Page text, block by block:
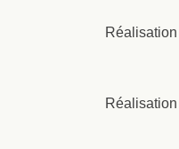
Réalisation
Réalisation